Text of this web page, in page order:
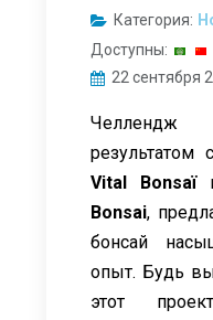
Категория:
Доступны:
22 сентября
Челлендж
результатом
Vital Bonsaïи
Bonsai,
бонсай
опыт. Будь
этот